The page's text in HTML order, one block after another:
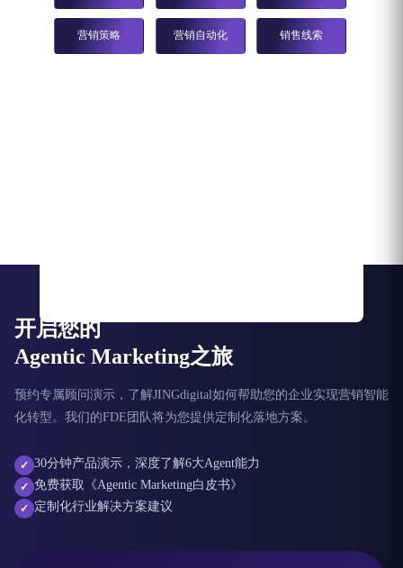
营销策略 营销自动化 销售线索
开启您的
Agentic Marketing之旅
预约专属顾问演示，了解JINGdigital如何帮助您的企业实现营销智能
化转型。我们的FDE团队将为您提供定制化落地方案。
✓ 30分钟产品演示，深度了解6大Agent能力
✓ 免费获取《Agentic Marketing白皮书》
✓ 定制化行业解决方案建议